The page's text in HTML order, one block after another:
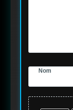
Nom